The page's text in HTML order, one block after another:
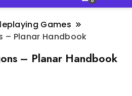
Games
– Planar Handbook
– Planar Handbook